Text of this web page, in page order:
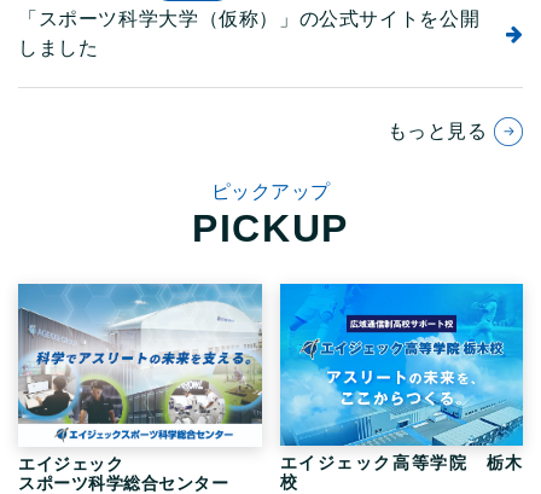
「スポーツ科学大学（仮称）」の公式サイトを公開
しました
もっと見る
ピックアップ
PICKUP
エイジェック
スポーツ科学総合センター
エイジェック高等学院 栃木
校